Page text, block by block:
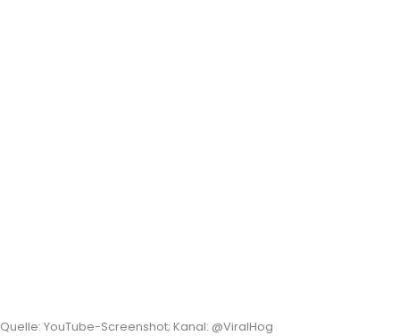
Quelle: YouTube-Screenshot; Kanal: @ViralHog